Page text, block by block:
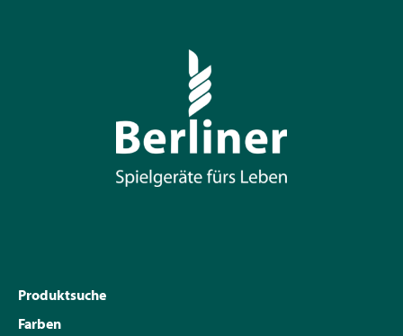
Produktsuche
Farben